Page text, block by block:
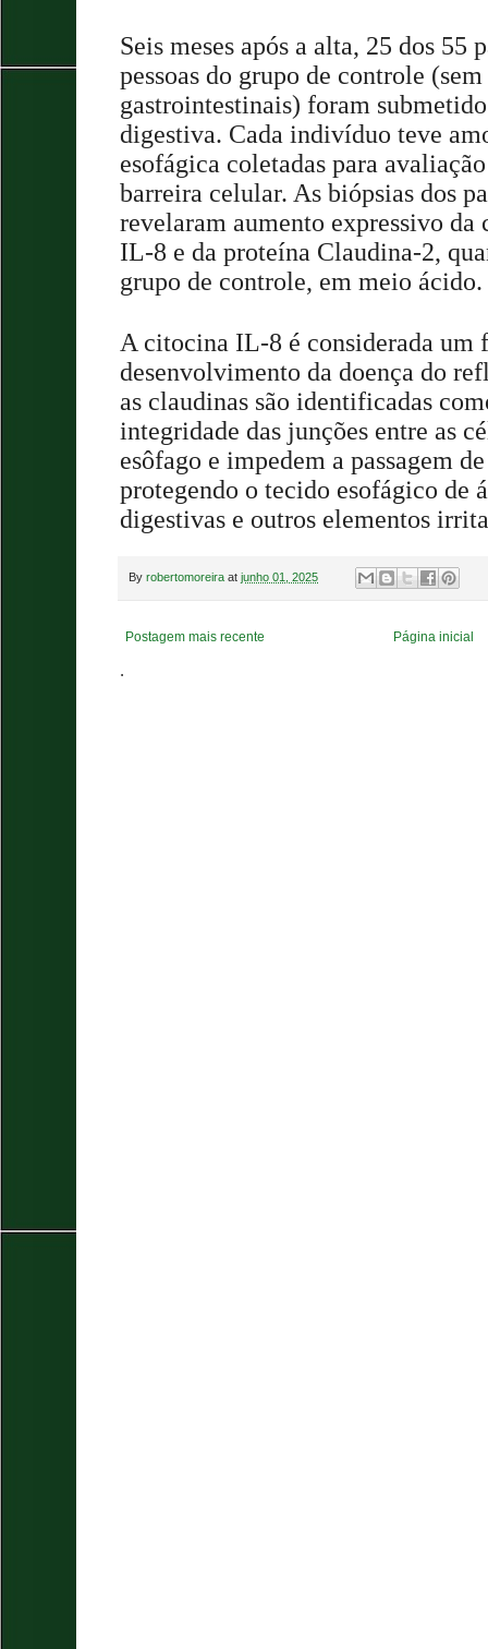
Seis meses após a alta, 25 dos 55
pessoas do grupo de controle
gastrointestinais) foram
digestiva. Cada indivíduo teve
esofágica coletadas para
barreira celular. As biópsias dos
revelaram aumento expressivo
IL-8 e da proteína Claudina-2,
grupo de controle, em meio ácido.
A citocina IL-8 é considerada um
desenvolvimento da doença do
as claudinas são identificadas
integridade das junções entre as
esôfago e impedem a passagem
protegendo o tecido esofágico de
digestivas e outros elementos
By robertomoreira at junho 01, 2025
Postagem mais recente Página inicial
.